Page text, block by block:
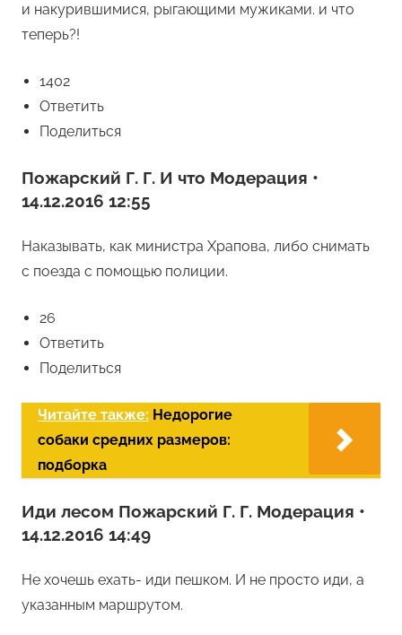
и накурившимися, рыгающими мужиками. и что
теперь?!
1402
Ответить
Поделиться
Пожарский Г. Г. И что Модерация •
14.12.2016 12:55
Наказывать, как министра Храпова, либо снимать
с поезда с помощью полиции.
26
Ответить
Поделиться
Читайте также: Недорогие
собаки средних размеров:
подборка
Иди лесом Пожарский Г. Г. Модерация •
14.12.2016 14:49
Не хочешь ехать- иди пешком. И не просто иди, а
указанным маршрутом.